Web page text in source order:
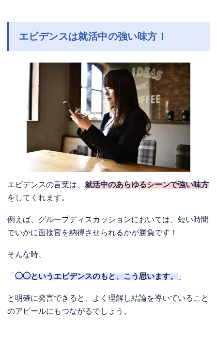
エビデンスは就活中の強い味方！
エビデンスの言葉は、 就活中のあらゆるシーンで強い味方
をしてくれます。
例えば、 グループディスカッションにおいては、短い時間
でいかに面接官を納得させられるかが勝負です！
そんな時、
「 ◯◯というエビデンスのもと、こう思います。 」
と明確に発言できると、よく理解し結論を導いていること
のアピールにもつながるでしょう。